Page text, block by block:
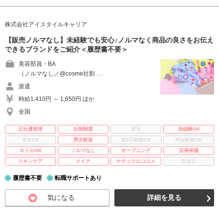
株式会社アイスタイルキャリア
【販売ノルマなし】未経験でも安心♪ノルマなく商品の良さをお伝え
できるブランドをご紹介＜履歴書不要＞
美容部員・BA
（ノルマなし／@cosme社割 …
派遣
時給1,410円 ～ 1,650円 ほか
全国
正社員登用 社割制度 賞与
未経験OK
学生OK
男女歓迎 週3日勤務OK
時短勤務OK
ネイルOK
ノルマなし オープニング
店長候補
スキンケア
メイク ナチュラルコスメ 百貨店
履歴書不要 転職サポートあり
気になる 詳細を見る